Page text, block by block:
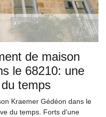
de maison
le 68210: une
temps
Kraemer Gédéon dans le
du temps. Forts d'une